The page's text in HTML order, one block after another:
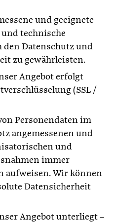
und geeignete
technische
den Datenschutz und
zu gewährleisten.
Angebot erfolgt
(SSL /
Personendaten im
angemessenen und
und
immer
aufweisen. Wir können
Datensicherheit
Angebot unterliegt –